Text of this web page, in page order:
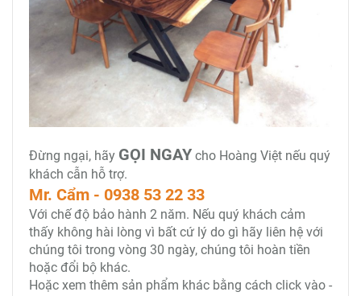
Đừng ngại, hãy GỌI NGAY cho Hoàng Việt nếu quý
khách cẫn hỗ trợ.
Mr. Cẩm - 0938 53 22 33
Với chế độ bảo hành 2 năm. Nếu quý khách cảm
thấy không hài lòng vì bất cứ lý do gì hãy liên hệ với
chúng tôi trong vòng 30 ngày, chúng tôi hoàn tiền
hoặc đổi bộ khác.
Hoặc xem thêm sản phẩm khác bằng cách click vào -